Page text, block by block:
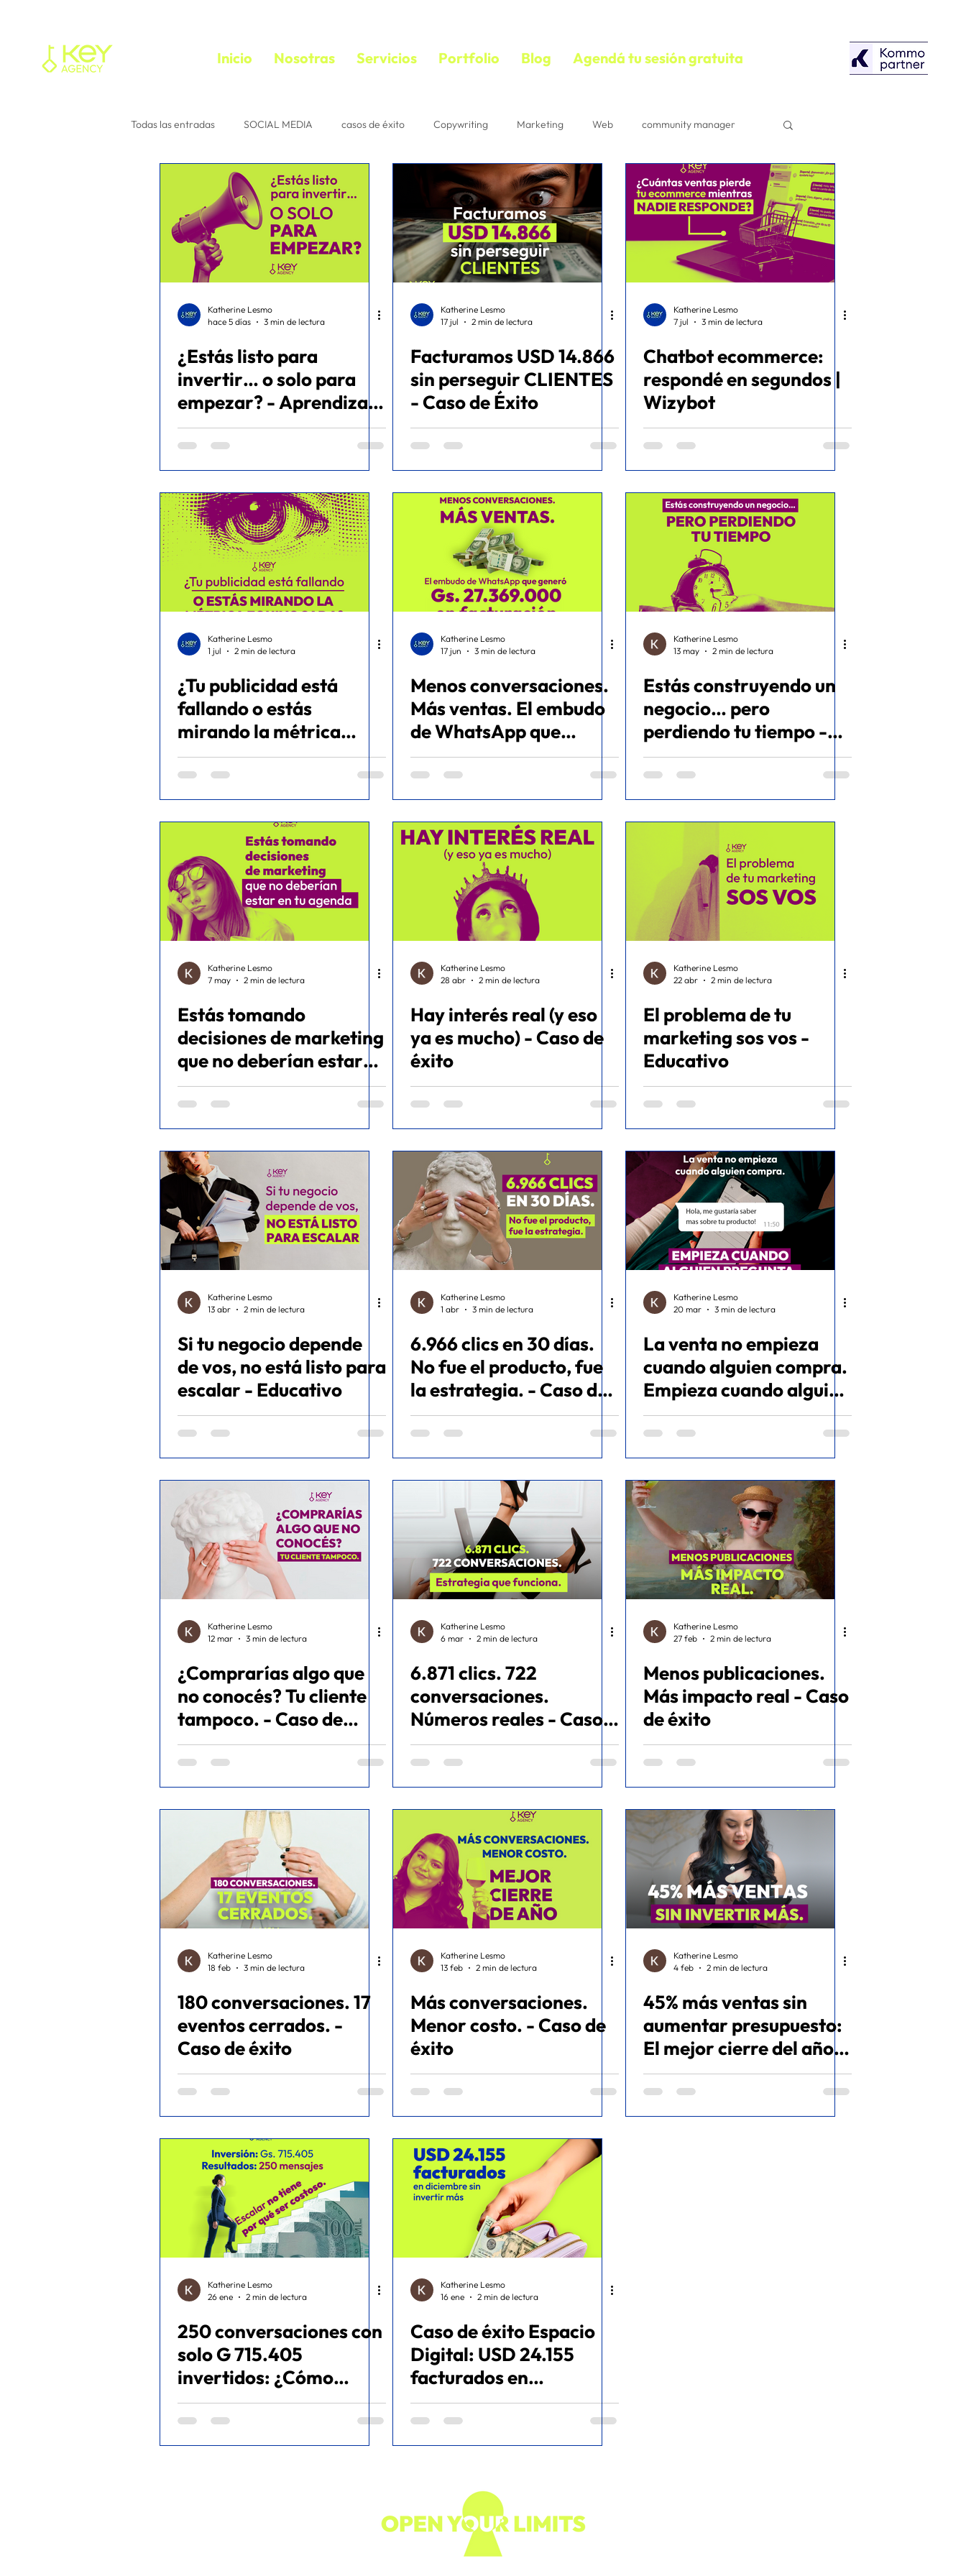
Inicio Nosotras Servicios Portfolio Blog Agendá tu sesión gratuita
Todas las entradas SOCIAL MEDIA casos de éxito Copywriting Marketing Web community manager
Consejos para bloguear copywriting textos persuasivos configuracion
instagram Interacción email marketing Estrategias Suscriptores Correo Herramientas
META ADS FITNESS ecommerce
Katherine Lesmo
hace 5 días
3 min de lectura
¿Estás listo para
invertir… o solo para
empezar? - Aprendizaje
real
Katherine Lesmo
17 jul
2 min de lectura
Facturamos USD 14.866
sin perseguir CLIENTES
- Caso de Éxito
Katherine Lesmo
7 jul
3 min de lectura
Chatbot ecommerce:
respondé en segundos |
Wizybot
Katherine Lesmo
1 jul
2 min de lectura
¿Tu publicidad está
fallando o estás
mirando la métrica
equivocada? - Caso de
éxito
Katherine Lesmo
17 jun
3 min de lectura
Menos conversaciones.
Más ventas. El embudo
de WhatsApp que
generó Gs. 27.369.000
en facturación - Caso de
éxito
Katherine Lesmo
13 may
2 min de lectura
Estás construyendo un
negocio… pero
perdiendo tu tiempo -
Educativo
Katherine Lesmo
7 may
2 min de lectura
Estás tomando
decisiones de marketing
que no deberían estar
en tu agenda -
Educativo
Katherine Lesmo
28 abr
2 min de lectura
Hay interés real (y eso
ya es mucho) - Caso de
éxito
Katherine Lesmo
22 abr
2 min de lectura
El problema de tu
marketing sos vos -
Educativo
Katherine Lesmo
13 abr
2 min de lectura
Si tu negocio depende
de vos, no está listo para
escalar - Educativo
Katherine Lesmo
1 abr
3 min de lectura
6.966 clics en 30 días.
No fue el producto, fue
la estrategia. - Caso de
éxito
Katherine Lesmo
20 mar
3 min de lectura
La venta no empieza
cuando alguien compra.
Empieza cuando alguien
pregunta. - Caso de
éxito
Katherine Lesmo
12 mar
3 min de lectura
¿Comprarías algo que
no conocés? Tu cliente
tampoco. - Caso de
éxito
Katherine Lesmo
6 mar
2 min de lectura
6.871 clics. 722
conversaciones.
Números reales - Caso
de éxito
Katherine Lesmo
27 feb
2 min de lectura
Menos publicaciones.
Más impacto real - Caso
de éxito
Katherine Lesmo
18 feb
3 min de lectura
180 conversaciones. 17
eventos cerrados. -
Caso de éxito
Katherine Lesmo
13 feb
2 min de lectura
Más conversaciones.
Menor costo. - Caso de
éxito
Katherine Lesmo
4 feb
2 min de lectura
45% más ventas sin
aumentar presupuesto:
El mejor cierre del año -
Caso de éxito
Katherine Lesmo
26 ene
2 min de lectura
250 conversaciones con
solo G 715.405
invertidos: ¿Cómo
generamos demanda
masiva sin presupuestos
millonarios? - Caso de
Katherine Lesmo
16 ene
2 min de lectura
Caso de éxito Espacio
Digital: USD 24.155
facturados en
Diciembre sin invertir
más